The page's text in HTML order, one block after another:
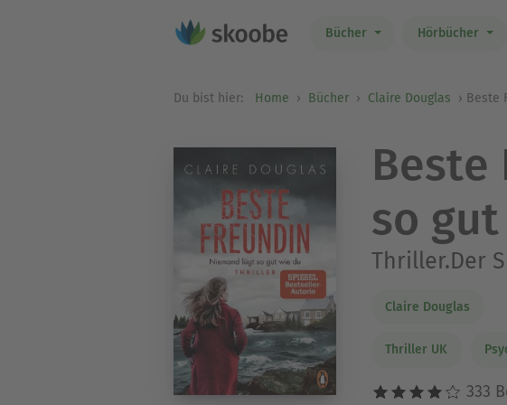
Bücher Hörbücher
Du bist hier: Home Bücher Claire Douglas Beste
Beste
so
Thriller.Der
Claire Douglas
Thriller UK
333